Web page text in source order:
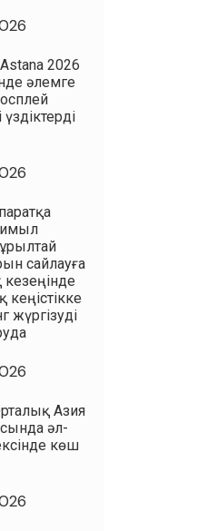
2026
әлемге
сайлауға
кеңістікке
жүргізуді
Азия
әл-
көш